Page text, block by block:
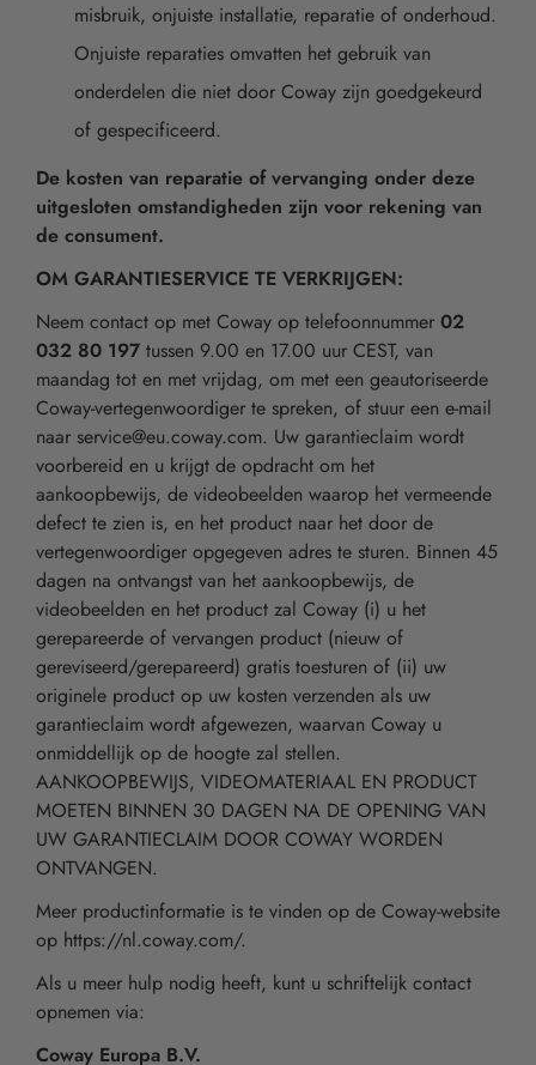
misbruik, onjuiste installatie, reparatie of onderhoud.
Onjuiste reparaties omvatten het gebruik van
onderdelen die niet door Coway zijn goedgekeurd
of gespecificeerd.
De kosten van reparatie of vervanging onder deze
uitgesloten omstandigheden zijn voor rekening van
de consument.
OM GARANTIESERVICE TE VERKRIJGEN:
Neem contact op met Coway op telefoonnummer 02
032 80 197 tussen 9.00 en 17.00 uur CEST, van
maandag tot en met vrijdag, om met een geautoriseerde
Coway-vertegenwoordiger te spreken, of stuur een e-mail
naar service@eu.coway.com. Uw garantieclaim wordt
voorbereid en u krijgt de opdracht om het
aankoopbewijs, de videobeelden waarop het vermeende
defect te zien is, en het product naar het door de
vertegenwoordiger opgegeven adres te sturen. Binnen 45
dagen na ontvangst van het aankoopbewijs, de
videobeelden en het product zal Coway (i) u het
gerepareerde of vervangen product (nieuw of
gereviseerd/gerepareerd) gratis toesturen of (ii) uw
originele product op uw kosten verzenden als uw
garantieclaim wordt afgewezen, waarvan Coway u
onmiddellijk op de hoogte zal stellen.
AANKOOPBEWIJS, VIDEOMATERIAAL EN PRODUCT
MOETEN BINNEN 30 DAGEN NA DE OPENING VAN
UW GARANTIECLAIM DOOR COWAY WORDEN
ONTVANGEN.
Meer productinformatie is te vinden op de Coway-website
op https://nl.coway.com/.
Als u meer hulp nodig heeft, kunt u schriftelijk contact
opnemen via:
Coway Europa B.V.